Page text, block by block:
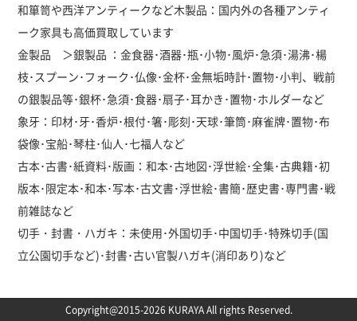
和箪笥や西洋アンティークなど木製品：国内外の各種アンティ
ーク家具も高価買取しています
金製品 ＞銀製品 ：金食器･酒器･瓶･小物･風炉･急須･湯沸･楊
枝･スプーン･フォーク･仏像･金杯･金無垢時計･置物･小判、戦前
の銀製品等･銀杯･急須･食器･扇子･耳かき･置物･ホルダーなど
象牙：印材･牙･香炉･根付･箸･彫刻･天球･筆筒･麻雀牌･置物･布
袋像･宝船･琴柱･仙人･七福人など
古本･古書･紙資料･版画：和本･古地図･浮世絵･全集･古典籍･初
版本･限定本･和本･写本･古文書･浮世絵･書簡･歴史書･専門書･戦
前雑誌など
切手・封書・ハガキ：未使用･外国切手･中国切手･特殊切手(国
立公園切手など)･封書･古い官製ハガキ(消印あり)など
Copyright@2015-2026 KURAYA All rights Reserved.